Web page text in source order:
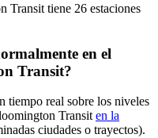
Transit tiene 26 estaciones
en el
Transit?
tiempo real sobre los niveles
Transit en la
ciudades o trayectos).